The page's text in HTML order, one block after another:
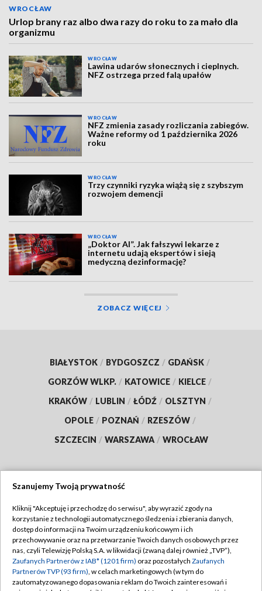
WROCŁAW
Urlop brany raz albo dwa razy do roku to za mało dla
organizmu
WROCŁAW
Lawina udarów słonecznych i cieplnych.
NFZ ostrzega przed falą upałów
WROCŁAW
NFZ zmienia zasady rozliczania zabiegów.
Ważne reformy od 1 października 2026
roku
WROCŁAW
Trzy czynniki ryzyka wiążą się z szybszym
rozwojem demencji
WROCŁAW
„Doktor AI”. Jak fałszywi lekarze z
internetu udają ekspertów i sieją
medyczną dezinformację?
ZOBACZ WIĘCEJ
BIAŁYSTOK / BYDGOSZCZ / GDAŃSK /
GORZÓW WLKP. / KATOWICE / KIELCE /
KRAKÓW / LUBLIN / ŁÓDŹ / OLSZTYN /
OPOLE / POZNAŃ / RZESZÓW /
SZCZECIN / WARSZAWA / WROCŁAW
TVP
Abonament TVP
Emisja w TVP
Centrum informacji TVP
Regulamin TVP
Polityka prywatności
Moje zgody
Szanujemy Twoją prywatność
Kliknij "Akceptuję i przechodzę do serwisu", aby wyrazić zgody na
korzystanie z technologii automatycznego śledzenia i zbierania danych,
dostęp do informacji na Twoim urządzeniu końcowym i ich
przechowywanie oraz na przetwarzanie Twoich danych osobowych przez
nas, czyli Telewizję Polską S.A. w likwidacji (zwaną dalej również „TVP”),
Zaufanych Partnerów z IAB* (1201 firm) oraz pozostałych Zaufanych
Partnerów TVP (93 firm), w celach marketingowych (w tym do
zautomatyzowanego dopasowania reklam do Twoich zainteresowań i